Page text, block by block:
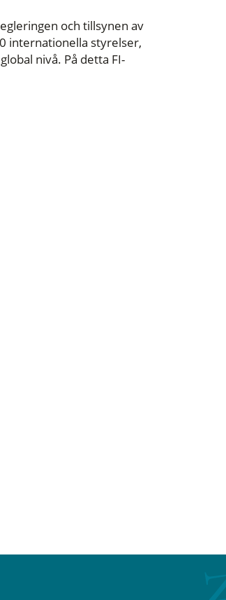
och tillsynen av
internationella styrelser,
nivå. På detta FI-